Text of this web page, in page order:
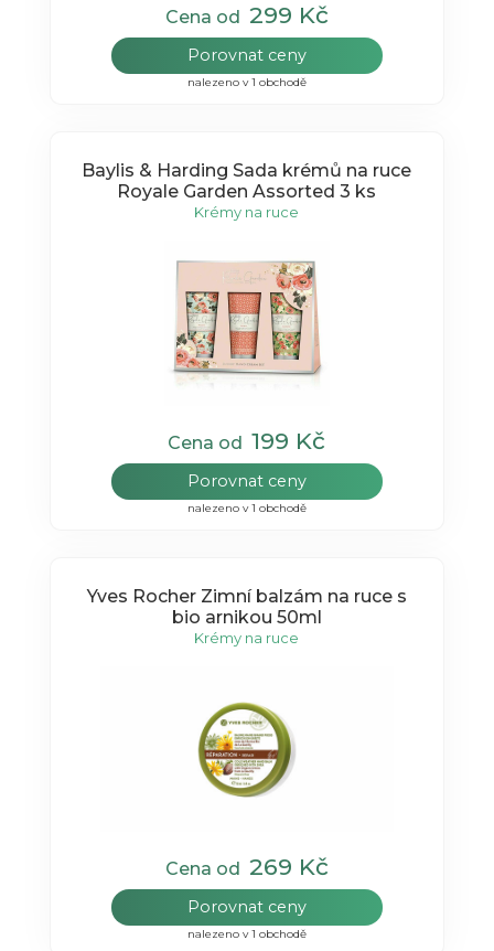
Cena od 299 Kč
Porovnat ceny
nalezeno v 1 obchodě
Baylis & Harding Sada krémů na ruce
Royale Garden Assorted 3 ks
Krémy na ruce
Cena od 199 Kč
Porovnat ceny
nalezeno v 1 obchodě
Yves Rocher Zimní balzám na ruce s
bio arnikou 50ml
Krémy na ruce
Cena od 269 Kč
Porovnat ceny
nalezeno v 1 obchodě